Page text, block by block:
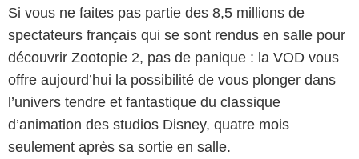
Si vous ne faites pas partie des 8,5 millions de
spectateurs français qui se sont rendus en salle pour
découvrir Zootopie 2, pas de panique : la VOD vous
offre aujourd’hui la possibilité de vous plonger dans
l’univers tendre et fantastique du classique
d’animation des studios Disney, quatre mois
seulement après sa sortie en salle.